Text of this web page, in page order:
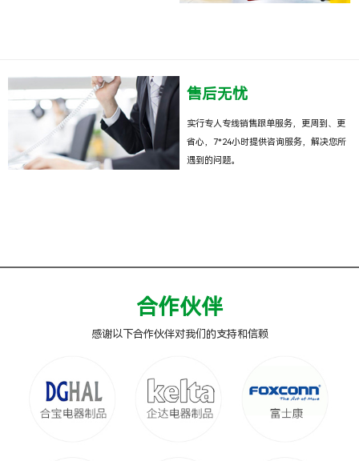
售后无忧
实行专人专线销售跟单服务，更周到、更
省心，7*24小时提供咨询服务，解决您所
遇到的问题。
合作伙伴
感谢以下合作伙伴对我们的支持和信赖